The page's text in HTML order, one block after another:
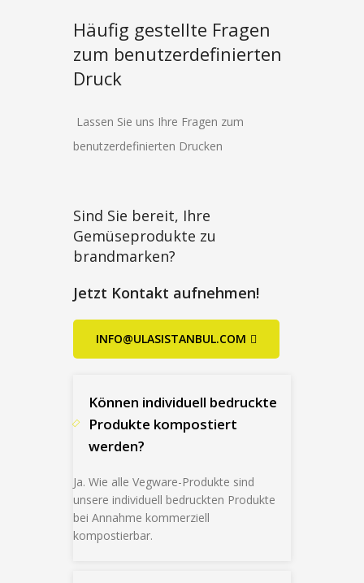
Häufig gestellte Fragen
zum benutzerdefinierten
Druck
Lassen Sie uns Ihre Fragen zum
benutzerdefinierten Drucken
Sind Sie bereit, Ihre
Gemüseprodukte zu
brandmarken?
Jetzt Kontakt aufnehmen!
INFO@ULASISTANBUL.COM
Können individuell bedruckte
Produkte kompostiert
werden?
Ja. Wie alle Vegware-Produkte sind
unsere individuell bedruckten Produkte
bei Annahme kommerziell
kompostierbar.